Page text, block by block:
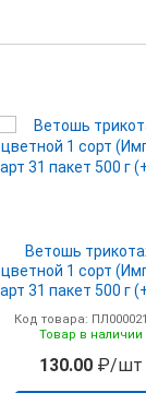
Ветошь
цветной 1 сорт
арт
Код товара:
Товар в наличии
130.00₽/шт